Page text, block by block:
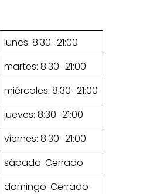
lunes: 8:30–21:00
martes: 8:30–21:00
miércoles: 8:30–21:00
jueves: 8:30–21:00
viernes: 8:30–21:00
sábado: Cerrado
domingo: Cerrado